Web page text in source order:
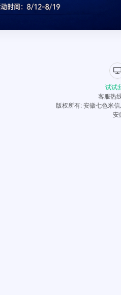
试试
客服热
版权所有: 安徽七色米
安